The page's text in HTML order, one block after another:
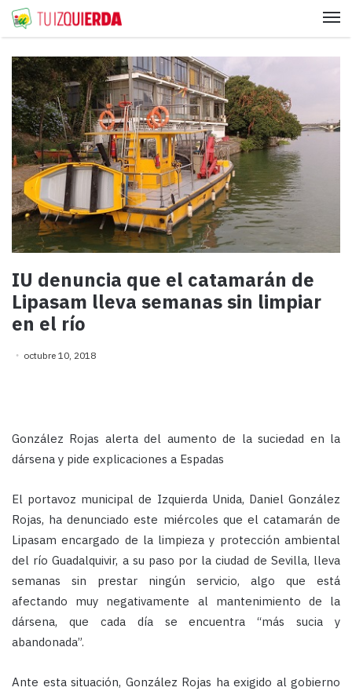
IU denuncia que el catamarán de
Lipasam lleva semanas sin limpiar
en el río
octubre 10, 2018
González Rojas alerta del aumento de la suciedad en la
dársena y pide explicaciones a Espadas
El portavoz municipal de Izquierda Unida, Daniel González
Rojas, ha denunciado este miércoles que el catamarán de
Lipasam encargado de la limpieza y protección ambiental
del río Guadalquivir, a su paso por la ciudad de Sevilla, lleva
semanas sin prestar ningún servicio, algo que está
afectando muy negativamente al mantenimiento de la
dársena, que cada día se encuentra “más sucia y
abandonada”.
Ante esta situación, González Rojas ha exigido al gobierno